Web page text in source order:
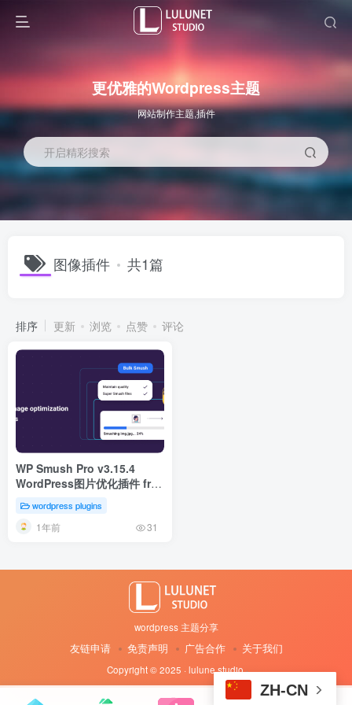
更优雅的Wordpress主题
网站制作主题,插件
开启精彩搜索
图像插件 共1篇
排序 更新 浏览 点赞 评论
WP Smush Pro v3.15.4
WordPress图片优化插件 free
pluginwordpress plugins
1年前 31
wordpress 主题分享
友链申请 免责声明 广告合作 关于我们
Copyright © 2025 · lulune studio·
ZH-CN